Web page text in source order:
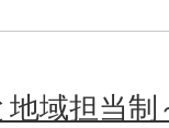
域担当